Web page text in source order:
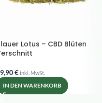
Lotus – CBD Blüten
€ inkl. MwSt.
IN DEN WARENKORB